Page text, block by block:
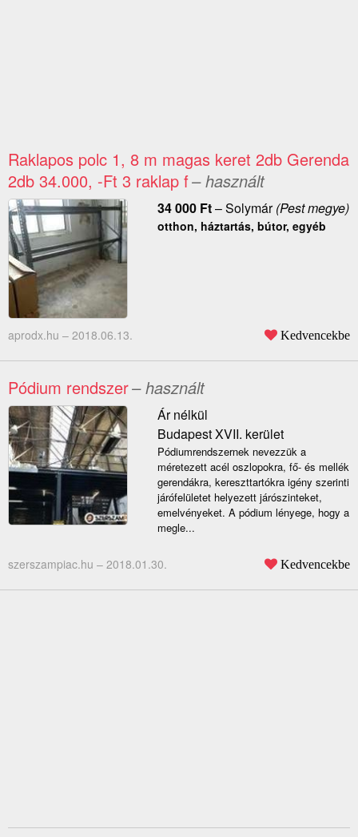
Raklapos polc 1, 8 m magas keret 2db Gerenda
2db 34.000, -Ft 3 raklap f– használt
34 000 Ft–Solymár(Pest megye)
otthon, háztartás, bútor, egyéb
aprodx.hu – 2018.06.13. Kedvencekbe
Pódium rendszer– használt
Ár nélkül
Budapest XVII. kerület
Pódiumrendszernek nevezzük a
méretezett acél oszlopokra, fő- és mellék
gerendákra, kereszttartókra igény szerinti
járófelületet helyezett járószinteket,
emelvényeket. A pódium lényege, hogy a
megle...
szerszampiac.hu – 2018.01.30. Kedvencekbe